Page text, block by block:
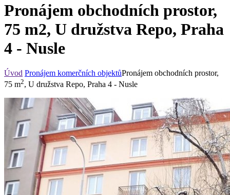
Pronájem obchodních prostor,
75 m2, U družstva Repo, Praha
4 - Nusle
Úvod Pronájem komerčních objektůPronájem obchodních prostor,
75 m2, U družstva Repo, Praha 4 - Nusle